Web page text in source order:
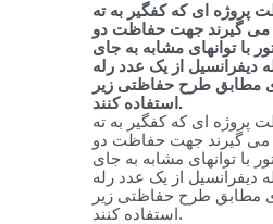
ای که کفگیر به ته
می گیرند جهت حفاظت دو
با توانهای مشابه به جای
دیفرانسیل از یک عدد رله
مطابق طرح حفاظتی زیر
استفاده کنند.
ای که کفگیر به ته
می گیرند جهت حفاظت دو
با توانهای مشابه به جای
دیفرانسیل از یک عدد رله
مطابق طرح حفاظتی زیر
استفاده کنند.